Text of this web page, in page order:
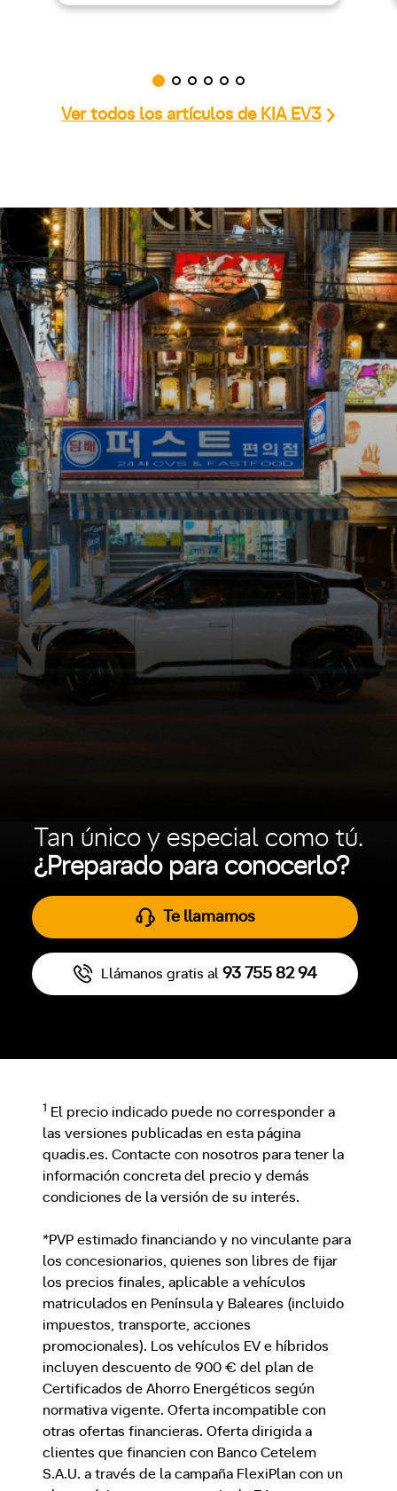
Ver todos los artículos de KIA EV3
Tan único y especial como tú.
¿Preparado para conocerlo?
Te llamamos
Llámanos gratis al 93 755 82 94
1
El precio indicado puede no corresponder a
las versiones publicadas en esta página
quadis.es. Contacte con nosotros para tener la
información concreta del precio y demás
condiciones de la versión de su interés.
*PVP estimado financiando y no vinculante para
los concesionarios, quienes son libres de fijar
los precios finales, aplicable a vehículos
matriculados en Península y Baleares (incluido
impuestos, transporte, acciones
promocionales). Los vehículos EV e híbridos
incluyen descuento de 900 € del plan de
Certificados de Ahorro Energéticos según
normativa vigente. Oferta incompatible con
otras ofertas financieras. Oferta dirigida a
clientes que financien con Banco Cetelem
S.A.U. a través de la campaña FlexiPlan con un